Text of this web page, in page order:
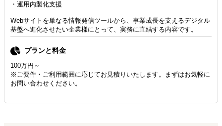
・運用内製化支援
Webサイトを単なる情報発信ツールから、事業成長を支えるデジタル
基盤へ進化させたい企業様にとって、実務に直結する内容です。
プランと料金
100万円～
※ご要件・ご利用範囲に応じてお見積りいたします。まずはお気軽に
お問い合わせください。